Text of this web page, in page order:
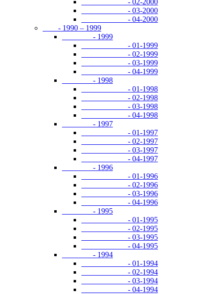
- 02-2000
- 03-2000
- 04-2000
- 1990 – 1999
- 1999
- 01-1999
- 02-1999
- 03-1999
- 04-1999
- 1998
- 01-1998
- 02-1998
- 03-1998
- 04-1998
- 1997
- 01-1997
- 02-1997
- 03-1997
- 04-1997
- 1996
- 01-1996
- 02-1996
- 03-1996
- 04-1996
- 1995
- 01-1995
- 02-1995
- 03-1995
- 04-1995
- 1994
- 01-1994
- 02-1994
- 03-1994
- 04-1994